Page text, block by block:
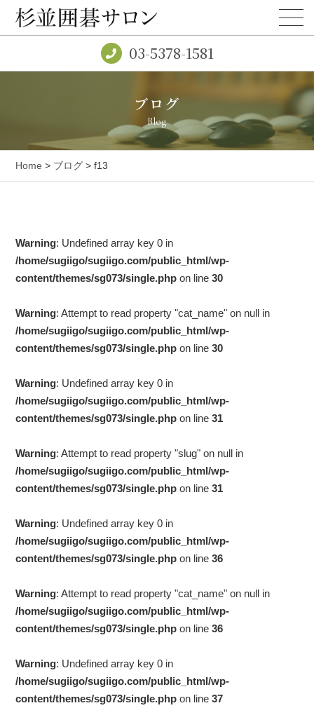
03-5378-1581
ブログ
Blog
Home > ブログ > f13
Warning: Undefined array key 0 in
/home/sugiigo/sugiigo.com/public_html/wp-
content/themes/sg073/single.php on line30
Warning: Attempt to read property "cat_name" on null in
/home/sugiigo/sugiigo.com/public_html/wp-
content/themes/sg073/single.php on line30
Warning: Undefined array key 0 in
/home/sugiigo/sugiigo.com/public_html/wp-
content/themes/sg073/single.php on line31
Warning: Attempt to read property "slug" on null in
/home/sugiigo/sugiigo.com/public_html/wp-
content/themes/sg073/single.php on line31
Warning: Undefined array key 0 in
/home/sugiigo/sugiigo.com/public_html/wp-
content/themes/sg073/single.php on line36
Warning: Attempt to read property "cat_name" on null in
/home/sugiigo/sugiigo.com/public_html/wp-
content/themes/sg073/single.php on line36
Warning: Undefined array key 0 in
/home/sugiigo/sugiigo.com/public_html/wp-
content/themes/sg073/single.php on line37